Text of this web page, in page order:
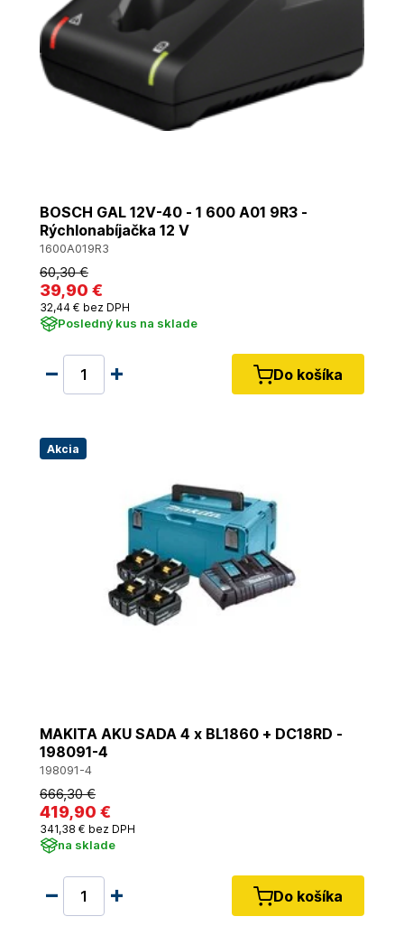
BOSCH GAL 12V-40 - 1 600 A01 9R3 -
Rýchlonabíjačka 12 V
1600A019R3
60,30 €
39,90 €
32,44 € bez DPH
Posledný kus na sklade
Do košíka
Akcia
MAKITA AKU SADA 4 x BL1860 + DC18RD -
198091-4
198091-4
666,30 €
419,90 €
341,38 € bez DPH
na sklade
Do košíka